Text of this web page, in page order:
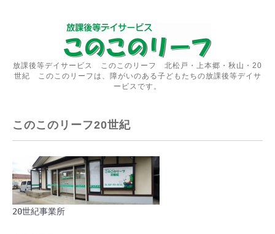
放課後等デイサービス このこのリーフ 北松戸・上本郷・秋山・20
世紀 このこのリーフは、障がいのある子どもたちの放課後等デイサ
ービスです。
このこのリーフ20世紀
20世紀事業所